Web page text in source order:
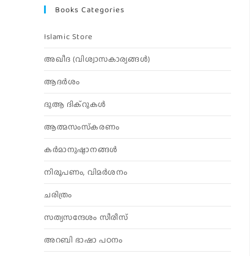
Books Categories
Islamic Store
അഖീദ (വിശ്വാസകാര്യങ്ങള്‍)
ആദര്‍ശം
ദുആ ദിക്റുകൾ
ആത്മസംസ്‌കരണം
കര്‍മാനുഷ്ഠാനങ്ങള്‍
നിരൂപണം, വിമര്‍ശനം
ചരിത്രം
സത്യസന്ദേശം സീരീസ്
അറബി ഭാഷാ പഠനം